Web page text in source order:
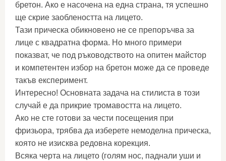
бретон. Ако е насочена на една страна, тя успешно
ще скрие заоблеността на лицето.
Тази прическа обикновено не се препоръчва за
лице с квадратна форма. Но много примери
показват, че под ръководството на опитен майстор
и компетентен избор на бретон може да се проведе
такъв експеримент.
Интересно! Основната задача на стилиста в този
случай е да прикрие тромавостта на лицето.
Ако не сте готови за чести посещения при
фризьора, трябва да изберете немоделна прическа,
която не изисква редовна корекция.
Всяка черта на лицето (голям нос, паднали уши и